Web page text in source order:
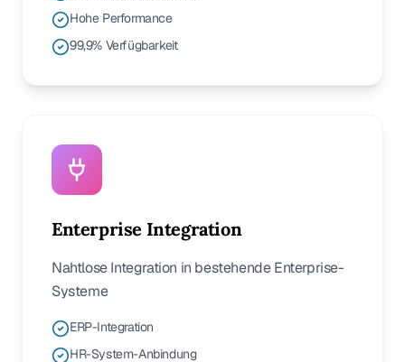
Hohe Performance
99,9% Verfügbarkeit
Enterprise Integration
Nahtlose Integration in bestehende Enterprise-
Systeme
ERP-Integration
HR-System-Anbindung